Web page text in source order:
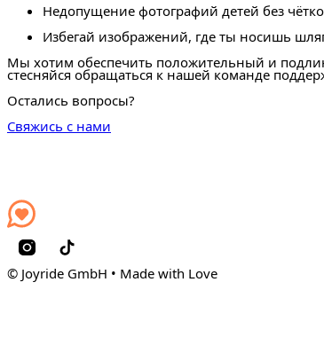
Недопущение фотографий детей без
Избегай изображений, где ты носишь
Мы хотим обеспечить положительный и
стесняйся обращаться к нашей команде
Остались вопросы?
Свяжись с нами
© Joyride GmbH • Made with Love